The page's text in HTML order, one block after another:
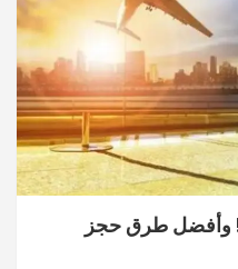
وأفضل طرق حجز